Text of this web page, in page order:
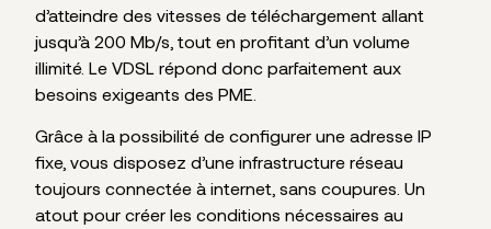
d’atteindre des vitesses de téléchargement allant
jusqu’à 200 Mb/s, tout en profitant d’un volume
illimité. Le VDSL répond donc parfaitement aux
besoins exigeants des PME.
Grâce à la possibilité de configurer une adresse IP
fixe, vous disposez d’une infrastructure réseau
toujours connectée à internet, sans coupures. Un
atout pour créer les conditions nécessaires au